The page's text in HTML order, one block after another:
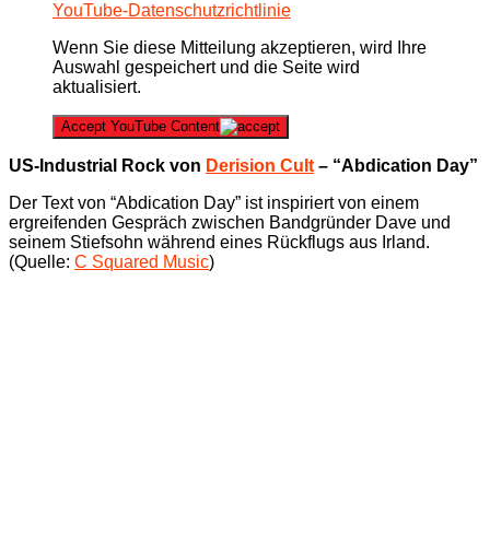
YouTube-Datenschutzrichtlinie
Wenn Sie diese Mitteilung akzeptieren, wird Ihre
Auswahl gespeichert und die Seite wird
aktualisiert.
Accept YouTube Content
US-Industrial Rock von Derision Cult – “Abdication Day”
Der Text von “Abdication Day” ist inspiriert von einem
ergreifenden Gespräch zwischen Bandgründer Dave und
seinem Stiefsohn während eines Rückflugs aus Irland.
(Quelle: C Squared Music)